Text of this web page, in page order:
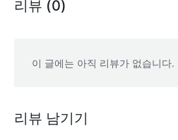
리뷰 (0)
이 글에는 아직 리뷰가 없습니다.
리뷰 남기기